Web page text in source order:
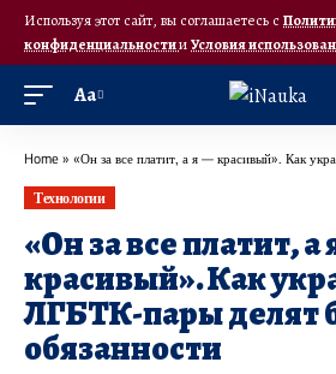
Используя этот сайт, вы соглашаетесь с
конфиденциальностииУсловия
Аа
Home » «Он за все платит, а я — красивый». Как украинские
Технологии
«Он за все платит, а
красивый». Как
ЛГБТК-пары делят
обязанности